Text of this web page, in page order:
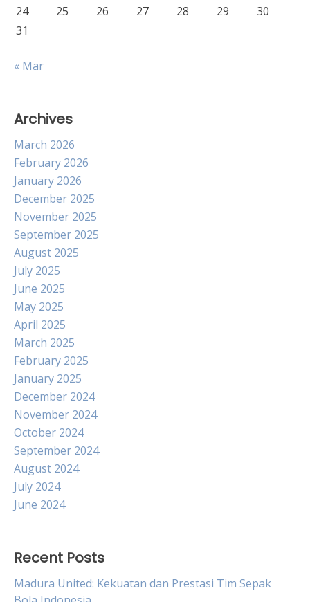
24
25 26 27 28 29
30
31
« Mar
Archives
March 2026
February 2026
January 2026
December 2025
November 2025
September 2025
August 2025
July 2025
June 2025
May 2025
April 2025
March 2025
February 2025
January 2025
December 2024
November 2024
October 2024
September 2024
August 2024
July 2024
June 2024
Recent Posts
Madura United: Kekuatan dan Prestasi Tim Sepak